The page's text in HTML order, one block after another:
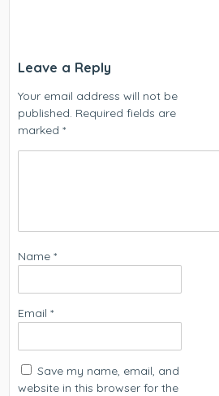
Leave a Reply
Your email address will not be
published. Required fields are
marked*
Name*
Email*
Save my name, email, and
website in this browser for the